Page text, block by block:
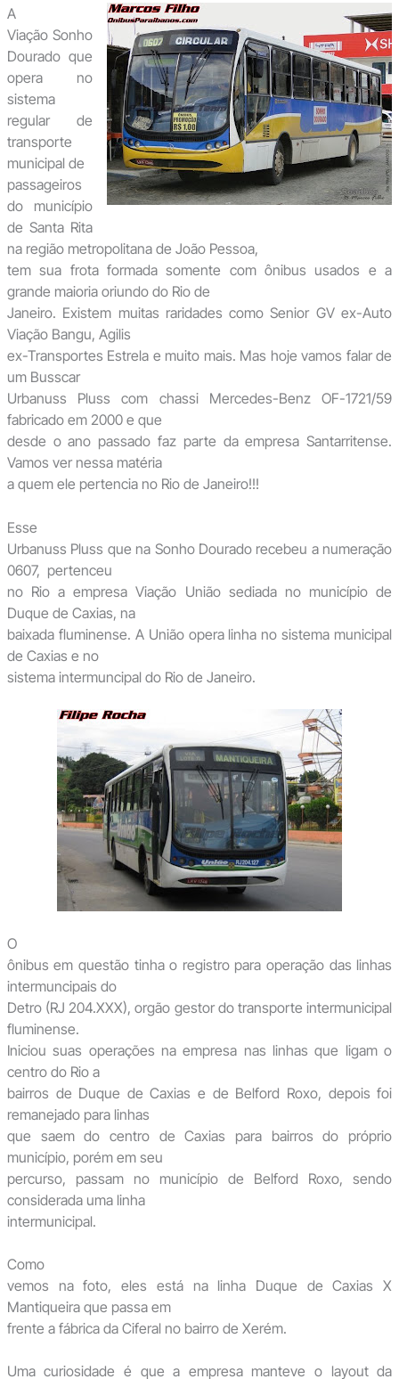
A
Viação Sonho
Dourado que
opera no
sistema
regular de
transporte
municipal de
passageiros
do município
de Santa Rita
na região metropolitana de João Pessoa,
tem sua frota formada somente com ônibus usados e a
grande maioria oriundo do Rio de
Janeiro. Existem muitas raridades como Senior GV ex-Auto
Viação Bangu, Agilis
ex-Transportes Estrela e muito mais. Mas hoje vamos falar de
um Busscar
Urbanuss Pluss com chassi Mercedes-Benz OF-1721/59
fabricado em 2000 e que
desde o ano passado faz parte da empresa Santarritense.
Vamos ver nessa matéria
a quem ele pertencia no Rio de Janeiro!!!
Esse
Urbanuss Pluss que na Sonho Dourado recebeu a numeração
0607, pertenceu
no Rio a empresa Viação União sediada no município de
Duque de Caxias, na
baixada fluminense. A União opera linha no sistema municipal
de Caxias e no
sistema intermuncipal do Rio de Janeiro.
O
ônibus em questão tinha o registro para operação das linhas
intermuncipais do
Detro (RJ 204.XXX), orgão gestor do transporte intermunicipal
fluminense.
Iniciou suas operações na empresa nas linhas que ligam o
centro do Rio a
bairros de Duque de Caxias e de Belford Roxo, depois foi
remanejado para linhas
que saem do centro de Caxias para bairros do próprio
município, porém em seu
percurso, passam no município de Belford Roxo, sendo
considerada uma linha
intermunicipal.
Como
vemos na foto, eles está na linha Duque de Caxias X
Mantiqueira que passa em
frente a fábrica da Ciferal no bairro de Xerém.
Uma curiosidade é que a empresa manteve o layout da